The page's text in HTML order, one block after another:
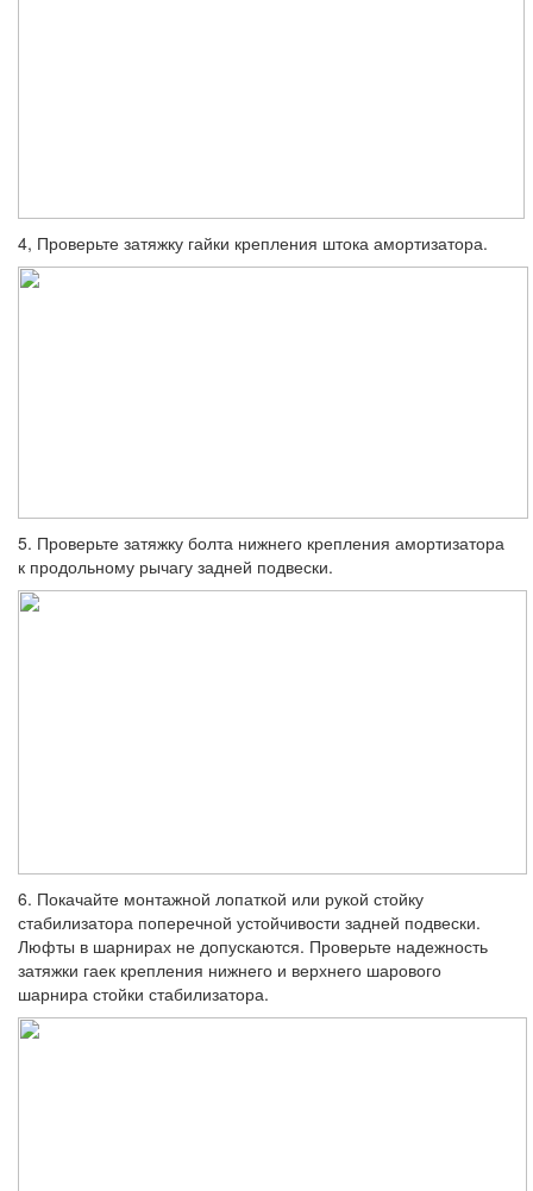
4, Проверьте затяжку гайки крепления штока амортизатора.
5. Проверьте затяжку болта нижнего кре­пления амортизатора
к продольному ры­чагу задней подвески.
6. Покачайте монтажной лопаткой или ру­кой стойку
стабилизатора поперечной устой­чивости задней подвески.
Люфты в шарни­рах не допускаются. Проверьте надежность
затяжки гаек крепления нижнего и верхнего шарового
шарнира стойки стабилизатора.